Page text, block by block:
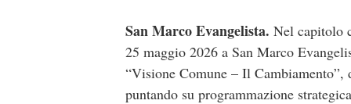
San Marco Evangelista. Nel capitolo
25 maggio 2026 a San Marco
“Visione Comune – Il
puntando su programmazione